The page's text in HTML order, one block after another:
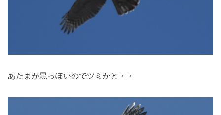
あたまが黒っぽいのでツミかと・・